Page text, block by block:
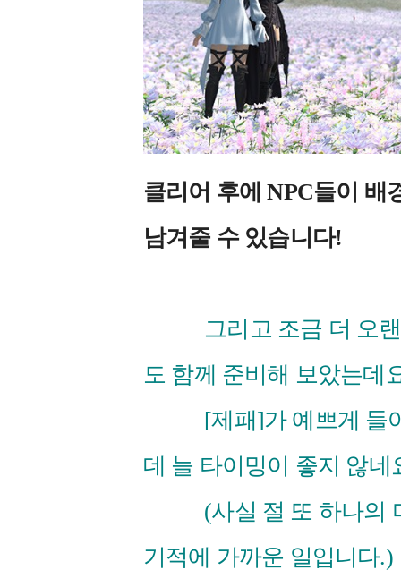
클리어 후에 NPC들이 배
남겨줄 수 있습니다!
그리고 조금 더 오랜
도 함께 준비해 보았는데
[제패]가 예쁘게 들어
데 늘 타이밍이 좋지 않네
(사실 절 또 하나의 미
기적에 가까운 일입니다.)